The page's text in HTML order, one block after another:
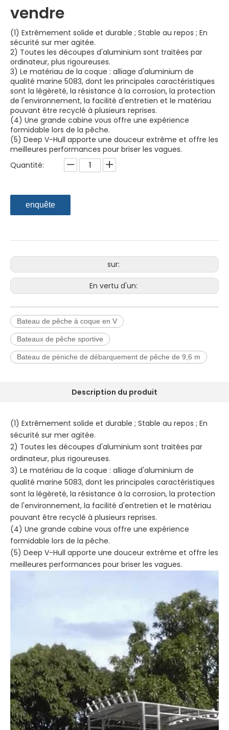
vendre
(1) Extrêmement solide et durable ; Stable au repos ; En
sécurité sur mer agitée.
2) Toutes les découpes d'aluminium sont traitées par
ordinateur, plus rigoureuses.
3) Le matériau de la coque : alliage d'aluminium de
qualité marine 5083, dont les principales caractéristiques
sont la légèreté, la résistance à la corrosion, la protection
de l'environnement, la facilité d'entretien et le matériau
pouvant être recyclé à plusieurs reprises.
(4) Une grande cabine vous offre une expérience
formidable lors de la pêche.
(5) Deep V-Hull apporte une douceur extrême et offre les
meilleures performances pour briser les vagues.
Quantité:
enquête
sur:
En vertu d'un:
Bateau de pêche à coque en V
Bateaux de pêche sportive
Bateau de péniche de débarquement de pêche de 9,6 m
Description du produit
(1) Extrêmement solide et durable ; Stable au repos ; En
sécurité sur mer agitée.
2) Toutes les découpes d'aluminium sont traitées par
ordinateur, plus rigoureuses.
3) Le matériau de la coque : alliage d'aluminium de
qualité marine 5083, dont les principales caractéristiques
sont la légèreté, la résistance à la corrosion, la protection
de l'environnement, la facilité d'entretien et le matériau
pouvant être recyclé à plusieurs reprises.
(4) Une grande cabine vous offre une expérience
formidable lors de la pêche.
(5) Deep V-Hull apporte une douceur extrême et offre les
meilleures performances pour briser les vagues.